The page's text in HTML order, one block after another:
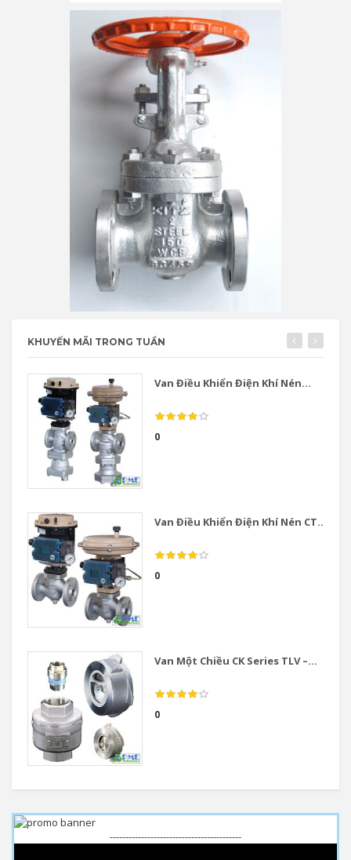
KHUYẾN MÃI TRONG TUẦN
Van Điều Khiển Điện Khí Nén...
0
Van Điều Khiển Điện Khí Nén CT...
0
Van Một Chiều CK Series TLV –...
0
------------------------------------------